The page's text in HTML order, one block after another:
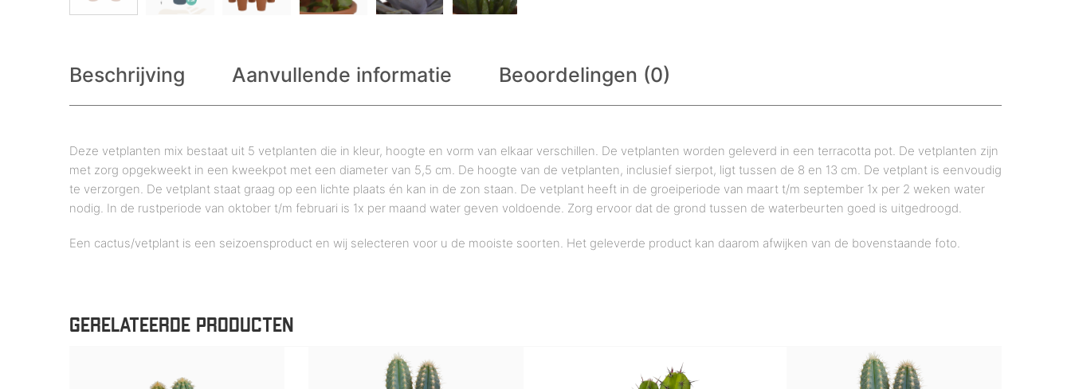
Beschrijving Aanvullende informatie Beoordelingen (0)
Deze vetplanten mix bestaat uit 5 vetplanten die in kleur, hoogte en vorm van elkaar verschillen. De vetplanten worden geleverd in een terracotta pot. De vetplanten zijn
met zorg opgekweekt in een kweekpot met een diameter van 5,5 cm. De hoogte van de vetplanten, inclusief sierpot, ligt tussen de 8 en 13 cm. De vetplant is eenvoudig
te verzorgen. De vetplant staat graag op een lichte plaats én kan in de zon staan. De vetplant heeft in de groeiperiode van maart t/m september 1x per 2 weken water
nodig. In de rustperiode van oktober t/m februari is 1x per maand water geven voldoende. Zorg ervoor dat de grond tussen de waterbeurten goed is uitgedroogd.
Een cactus/vetplant is een seizoensproduct en wij selecteren voor u de mooiste soorten. Het geleverde product kan daarom afwijken van de bovenstaande foto.
GERELATEERDE PRODUCTEN